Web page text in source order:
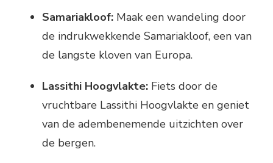
Samariakloof: Maak een wandeling door
de indrukwekkende Samariakloof, een van
de langste kloven van Europa.
Lassithi Hoogvlakte: Fiets door de
vruchtbare Lassithi Hoogvlakte en geniet
van de adembenemende uitzichten over
de bergen.